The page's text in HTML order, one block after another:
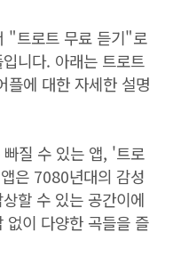
"트로트 무료 듣기"로
니다. 아래는 트로트
에 대한 자세한 설명
질 수 있는 앱, '트로
은 7080년대의 감성
할 수 있는 공간이에
없이 다양한 곡들을 즐